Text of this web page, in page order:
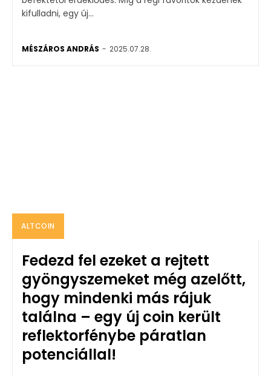
kifulladni, egy új...
MÉSZÁROS ANDRÁS - 2025.07.28.
ALTCOIN
Fedezd fel ezeket a rejtett
gyöngyszemeket még azelőtt,
hogy mindenki más rájuk
találna – egy új coin került
reflektorfénybe páratlan
potenciállal!